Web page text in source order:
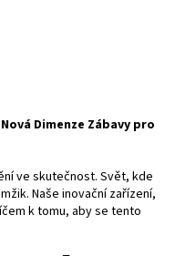
Dimenze Zábavy pro
ve skutečnost. Svět, kde
Naše inovační zařízení,
k tomu, aby se tento